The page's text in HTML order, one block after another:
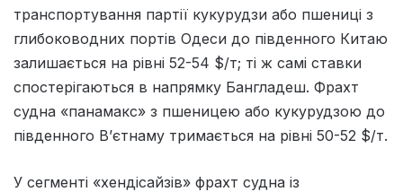
транспортування партії кукурудзи або пшениці з
глибоководних портів Одеси до південного Китаю
залишається на рівні 52-54 $/т; ті ж самі ставки
спостерігаються в напрямку Бангладеш. Фрахт
судна «панамакс» з пшеницею або кукурудзою до
південного В’єтнаму тримається на рівні 50-52 $/т.
У сегменті «хендісайзів» фрахт судна із